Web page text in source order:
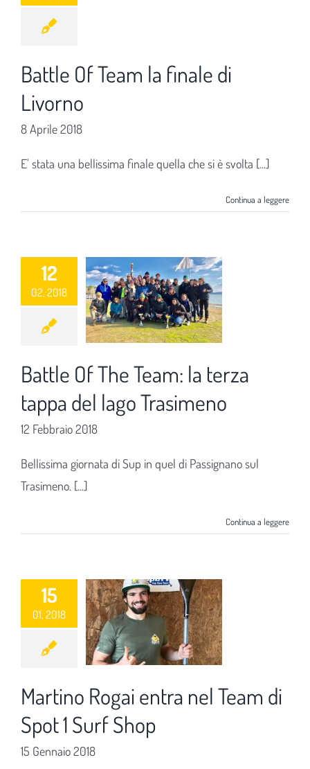
Battle Of Team la finale di
Livorno
8 Aprile 2018
E' stata una bellissima finale quella che si è svolta [...]
Continua a leggere
12
02, 2018
Battle Of The Team: la terza
tappa del lago Trasimeno
12 Febbraio 2018
Bellissima giornata di Sup in quel di Passignano sul
Trasimeno. [...]
Continua a leggere
15
01, 2018
Martino Rogai entra nel Team di
Spot 1 Surf Shop
15 Gennaio 2018